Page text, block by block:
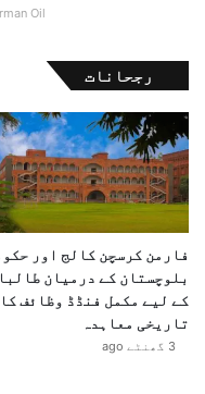
Oil
رجحانات
فارمن کرسچن کالج اور
بلوچستان کے درمیان
کے لیے مکمل فنڈڈ وظائف کا
تاریخی معاہدہ
3 گھنٹے ago